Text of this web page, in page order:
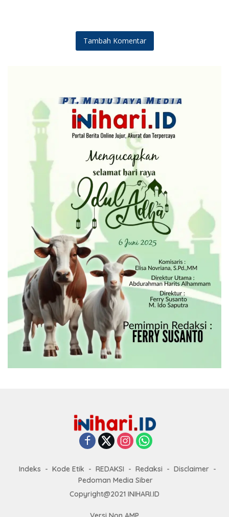
Tambah Komentar
Indeks Kode Etik REDAKSI Redaksi
Disclaimer
Pedoman Media Siber
Copyright@2021 INIHARI.ID